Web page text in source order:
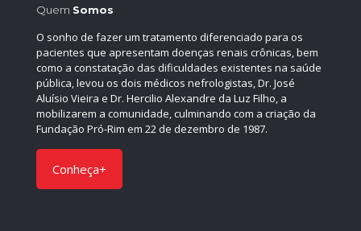
Quem Somos
O sonho de fazer um tratamento diferenciado para os
pacientes que apresentam doenças renais crônicas, bem
como a constatação das dificuldades existentes na saúde
pública, levou os dois médicos nefrologistas, Dr. José
Aluísio Vieira e Dr. Hercilio Alexandre da Luz Filho, a
mobilizarem a comunidade, culminando com a criação da
Fundação Pró-Rim em 22 de dezembro de 1987.
Conheça+